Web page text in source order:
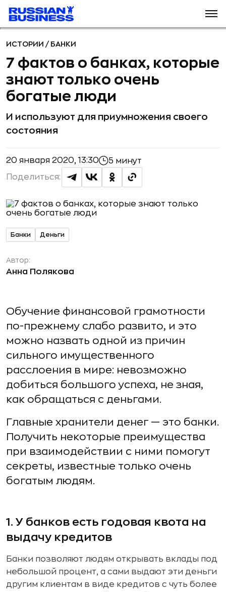
ИСТОРИИ / БАНКИ
7 фактов о банках, которые
знают только очень
богатые люди
И используют для приумножения своего
состояния
20 января 2020, 13:30 5 минут
Поделиться:
Банки Деньги
Автор:
Анна Полякова
Обучение финансовой грамотности
по-прежнему слабо развито, и это
можно назвать одной из причин
сильного имущественного
расслоения в мире: невозможно
добиться большого успеха, не зная,
как обращаться с деньгами.
Главные хранители денег — это банки.
Получить некоторые преимущества
при взаимодействии с ними помогут
секреты, известные только очень
богатым людям.
1. У банков есть годовая квота на
выдачу кредитов
Банки позволяют людям открывать вклады под
небольшой процент, а сами выдают эти деньги
другим клиентам в виде кредитов с чуть более